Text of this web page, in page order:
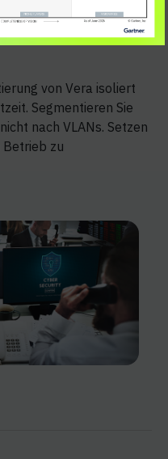
von Vera isoliert
Segmentieren Sie
nach VLANs. Setzen
Betrieb zu